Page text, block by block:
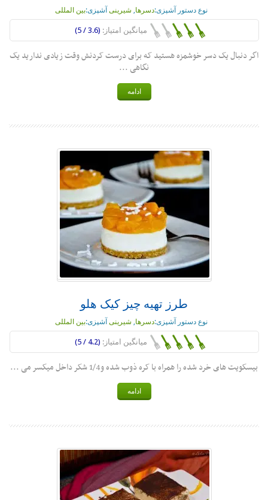
نوع دستور آشپزی:دسرها, شیرینی آشپزی:بین المللی
میانگین امتیاز: (3.6 / 5)
اگر دنبال یک دسر خوشمزه هستید که برای درست کردنش وقت زیادی ندارید یک
نگاهی ...
ادامه
طرز تهیه چیز کیک هلو
نوع دستور آشپزی:دسرها شیرینی آشپزی:بین المللی
میانگین امتیاز: (4.2 / 5)
بیسکویت های خرد شده را همراه با کره ذوب شده و1/4 شکر داخل میکسر می ...
ادامه